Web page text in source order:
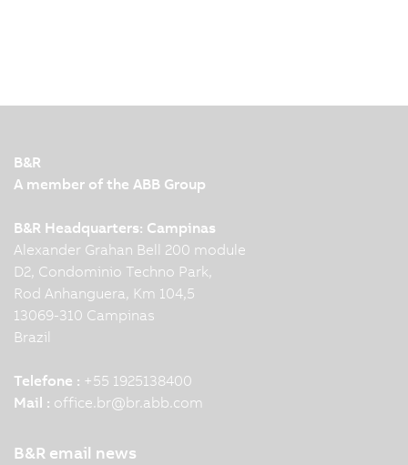
B&R
A member of the ABB Group
B&R Headquarters: Campinas
Alexander Grahan Bell 200 module
D2, Condominio Techno Park,
Rod Anhanguera, Km 104,5
13069-310 Campinas
Brazil
Telefone : +55 1925138400
Mail : office.br@br.abb.com
B&R email news